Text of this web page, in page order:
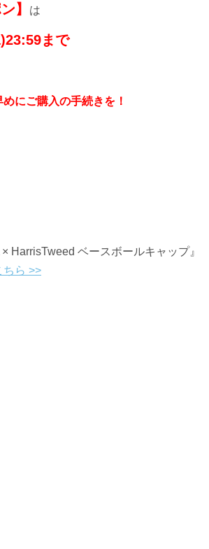
】 は
まで
にご購入の手続きを！
HarrisTweed ベースボールキャップ』
ちら >>